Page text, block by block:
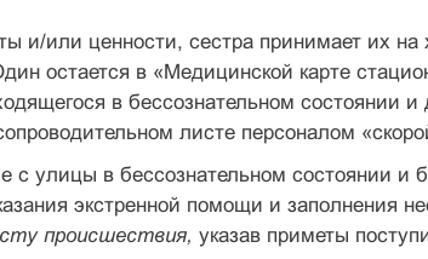
и/или ценности, сестра принимает их на
остается в «Медицинской карте
в бессознательном состоянии и
листе персоналом
с улицы в бессознательном состоянии и
экстренной помощи и заполнения
происшествия, указав приметы